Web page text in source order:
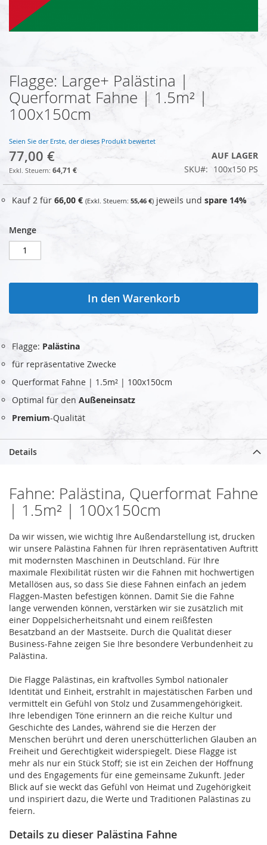
Zum
Anfang
der
Bildgalerie
Flagge: Large+ Palästina |
Querformat Fahne | 1.5m² |
100x150cm
Seien Sie der Erste, der dieses Produkt bewertet
77,00 €
64,71 €
AUF LAGER
SKU
100x150 PS
Kauf 2 für 66,00 € 55,46 € jeweils und spare 14%
Menge
In den Warenkorb
Flagge: Palästina
für repräsentative Zwecke
Querformat Fahne | 1.5m² | 100x150cm
Optimal für den Außeneinsatz
Premium-Qualität
Details
Fahne: Palästina, Querformat Fahne
| 1.5m² | 100x150cm
Da wir wissen, wie wichtig Ihre Außendarstellung ist, drucken
wir unsere Palästina Fahnen für Ihren repräsentativen Auftritt
mit modernsten Maschinen in Deutschland. Für Ihre
maximale Flexibilität rüsten wir die Fahnen mit hochwertigen
Metallösen aus, so dass Sie diese Fahnen einfach an jedem
Flaggen-Masten befestigen können. Damit Sie die Fahne
lange verwenden können, verstärken wir sie zusätzlich mit
einer Doppelsicherheitsnaht und einem reißfesten
Besatzband an der Mastseite. Durch die Qualität dieser
Business-Fahne zeigen Sie Ihre besondere Verbundenheit zu
Palästina.
Die Flagge Palästinas, ein kraftvolles Symbol nationaler
Identität und Einheit, erstrahlt in majestätischen Farben und
vermittelt ein Gefühl von Stolz und Zusammengehörigkeit.
Ihre lebendigen Töne erinnern an die reiche Kultur und
Geschichte des Landes, während sie die Herzen der
Menschen berührt und deren unerschütterlichen Glauben an
Freiheit und Gerechtigkeit widerspiegelt. Diese Flagge ist
mehr als nur ein Stück Stoff; sie ist ein Zeichen der Hoffnung
und des Engagements für eine gemeinsame Zukunft. Jeder
Blick auf sie weckt das Gefühl von Heimat und Zugehörigkeit
und inspiriert dazu, die Werte und Traditionen Palästinas zu
feiern.
Details zu dieser Palästina Fahne